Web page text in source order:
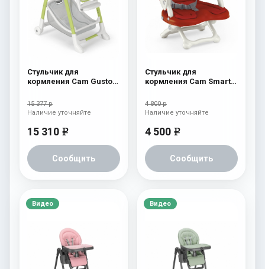
Стульчик для
кормления Cam Gusto
15 377 р
15 310 e
Сообщить
Наличие уточняйте
Стульчик для
кормления Cam Smarty
4 800 р
4 500 e
Сообщить
Наличие уточняйте
Видео Видео